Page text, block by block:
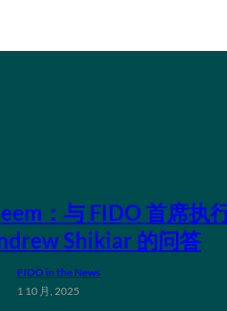
：与 FIDO 首席执
Shikiar 的问答
FIDO in the News
1 10 月, 2025